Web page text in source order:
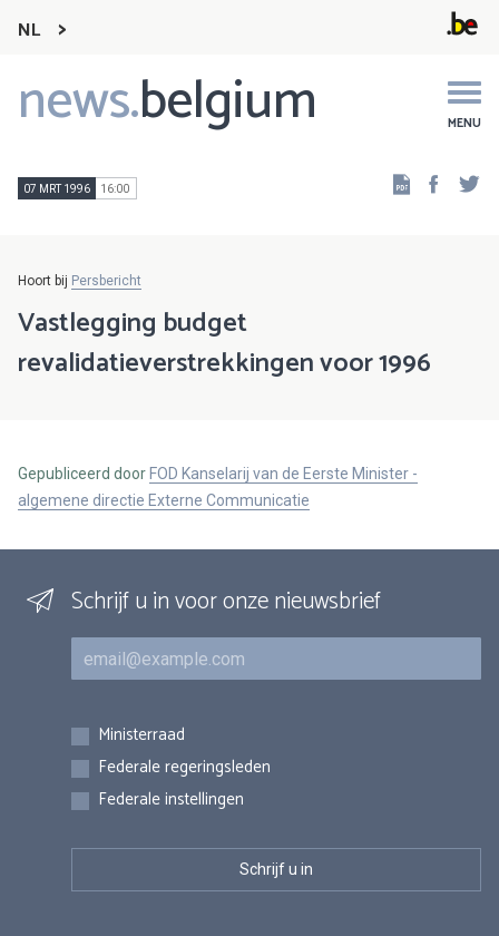
NL
news.belgium MENU
Main
navigation
07 MRT 1996 16:00
Hoort bij Persbericht
Vastlegging budget
revalidatieverstrekkingen voor 1996
Gepubliceerd door FOD Kanselarij van de Eerste Minister -
algemene directie Externe Communicatie
Schrijf u in voor onze nieuwsbrief
E-mail
Inschrijvingen
Ministerraad
Federale regeringsleden
Federale instellingen